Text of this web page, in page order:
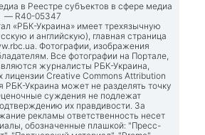
в Реестре субъектов в сфере медиа
— R40-05347
«РБК-Украина» имеет трехязычную
и английскую), главная страница
. Фотографии, изображения
Все фотографии на Портале,
журналисты РБК-Украина,
Creative Commons Attribution
РБК-Украина может не разделять точку
суждения не подлежат
их правдивости. За
рекламы ответственность несет
обозначенные плашкой: "Пресс-